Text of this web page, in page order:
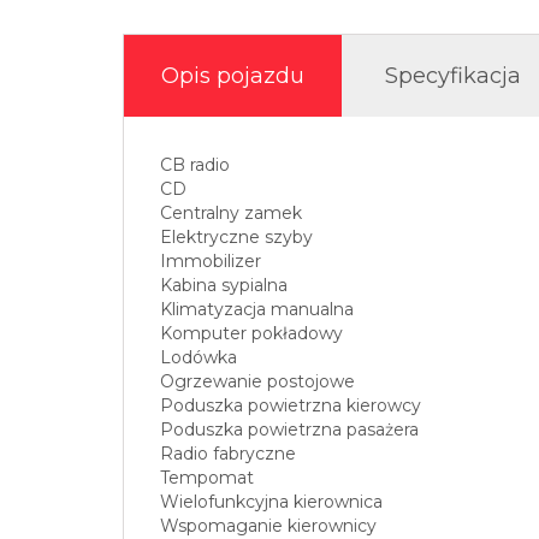
Opis pojazdu Specyfikacja
CB radio
CD
Centralny zamek
Elektryczne szyby
Immobilizer
Kabina sypialna
Klimatyzacja manualna
Komputer pokładowy
Lodówka
Ogrzewanie postojowe
Poduszka powietrzna kierowcy
Poduszka powietrzna pasażera
Radio fabryczne
Tempomat
Wielofunkcyjna kierownica
Wspomaganie kierownicy